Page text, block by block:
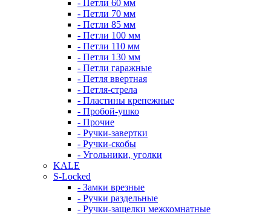
- Петли 60 мм
- Петли 70 мм
- Петли 85 мм
- Петли 100 мм
- Петли 110 мм
- Петли 130 мм
- Петли гаражные
- Петля ввертная
- Петля-стрела
- Пластины крепежные
- Пробой-ушко
- Прочие
- Ручки-завертки
- Ручки-скобы
- Угольники, уголки
KALE
S-Locked
- Замки врезные
- Ручки раздельные
- Ручки-защелки межкомнатные